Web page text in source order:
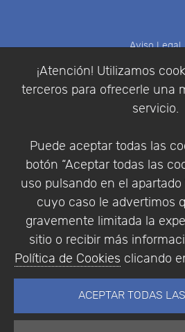
¡Atención! Utilizamos
terceros para ofrecerle una
servicio.
Puede aceptar todas las
botón “Aceptar todas las
uso pulsando en el
cuyo caso le advertimos
gravemente limitada la
sitio o recibir más
Política de Cookies clicando
ACEPTAR TODAS
Aviso Legal
Política de
Condiciones de
Identificarse
Empresa|Aviso Legal|
Política de
© Copyright 1994 - 2026.
Científico, S.L.
Portugal.